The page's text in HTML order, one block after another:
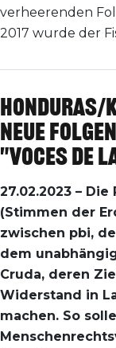
verheerenden
2017 wurde der
Honduras/
Neue
"Voces de
27.02.2023 –
(Stimmen der
zwischen pbi,
dem
Cruda, deren
Widerstand in
machen. So